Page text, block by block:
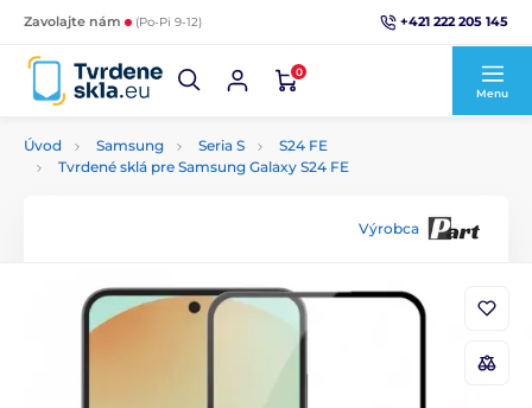
Zavolajte nám (Po-Pi 9-12) +421 222 205 145
0
Menu
Úvod Samsung Seria S
S24 FE
Tvrdené sklá pre Samsung Galaxy S24 FE
Výrobca